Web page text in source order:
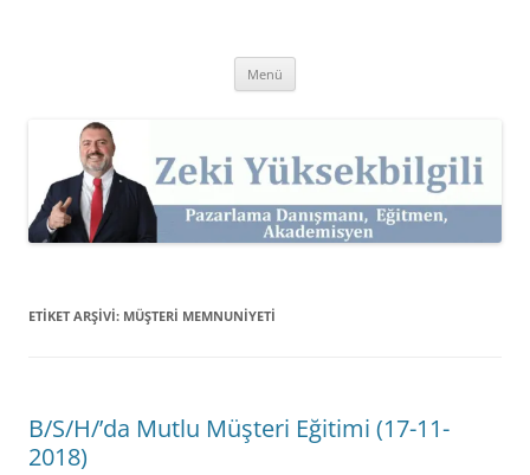
Kişisel Web Sitesi.
Menü
ETIKET ARŞIVI: MÜŞTERI MEMNUNIYETI
B/S/H/’da Mutlu Müşteri Eğitimi (17-11-
2018)